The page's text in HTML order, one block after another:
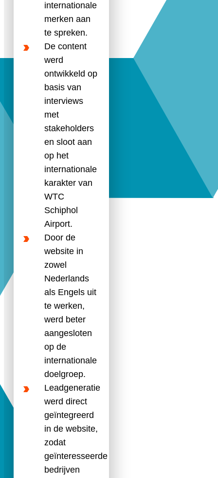
internationale
merken aan
te spreken.
De content
werd
ontwikkeld op
basis van
interviews
met
stakeholders
en sloot aan
op het
internationale
karakter van
WTC
Schiphol
Airport.
Door de
website in
zowel
Nederlands
als Engels uit
te werken,
werd beter
aangesloten
op de
internationale
doelgroep.
Leadgeneratie
werd direct
geïntegreerd
in de website,
zodat
geïnteresseerde
bedrijven